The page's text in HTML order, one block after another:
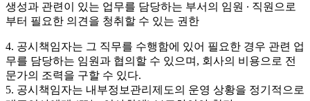
생성과 관련이 있는 업무를 담당하는 부서의 임원 ∙ 직원으로
부터 필요한 의견을 청취할 수 있는 권한
4. 공시책임자는 그 직무를 수행함에 있어 필요한 경우 관련 업
무를 담당하는 임원과 협의할 수 있으며, 회사의 비용으로 전
문가의 조력을 구할 수 있다.
5. 공시책임자는 내부정보관리제도의 운영 상황을 정기적으로